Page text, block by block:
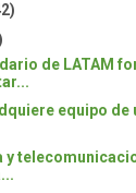
de LATAM
equipo
y